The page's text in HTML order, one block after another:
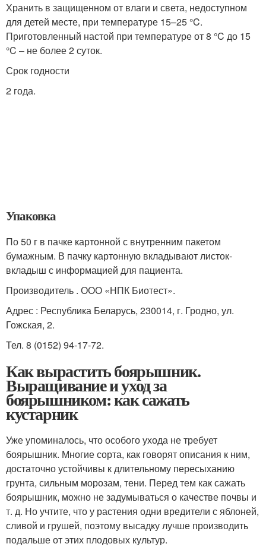
Хранить в защищенном от влаги и света, недоступном
для детей месте, при температуре 15–25 °C.
Приготовленный настой при температуре от 8 °C до 15
°C – не более 2 суток.
Срок годности
2 года.
Упаковка
По 50 г в пачке картонной с внутренним пакетом
бумажным. В пачку картонную вкладывают листок-
вкладыш с информацией для пациента.
Производитель . ООО «НПК Биотест».
Адрес : Республика Беларусь, 230014, г. Гродно, ул.
Гожская, 2.
Тел. 8 (0152) 94-17-72.
Как вырастить боярышник.
Выращивание и уход за
боярышником: как сажать
кустарник
Уже упоминалось, что особого ухода не требует
боярышник. Многие сорта, как говорят описания к ним,
достаточно устойчивы к длительному пересыханию
грунта, сильным морозам, тени. Перед тем как сажать
боярышник, можно не задумываться о качестве почвы и
т. д. Но учтите, что у растения одни вредители с яблоней,
сливой и грушей, поэтому высадку лучше производить
подальше от этих плодовых культур.